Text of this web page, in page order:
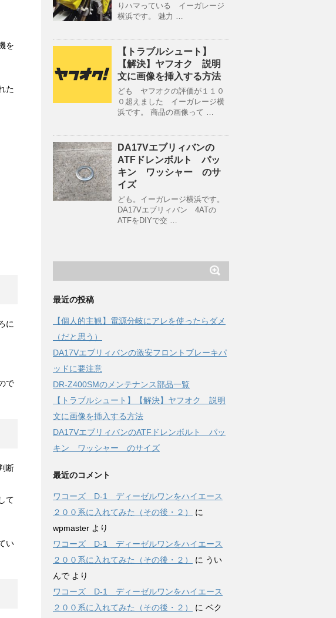
を
た
に
で
断
て
い
りハマっている イーガレージ
横浜です。 魅力 …
【トラブルシュート】
【解決】ヤフオク 説明
文に画像を挿入する方法
ども ヤフオクの評価が１１０
０超えました イーガレージ横
浜です。 商品の画像って …
DA17Vエブリィバンの
ATFドレンボルト パッ
キン ワッシャー のサ
イズ
ども。イーガレージ横浜です。
DA17Vエブリィバン 4ATの
ATFをDIYで交 …
最近の投稿
【個人的主観】電源分岐にアレを使ったらダメ
（だと思う）
DA17Vエブリィバンの激安フロントブレーキパ
ッドに要注意
DR-Z400SMのメンテナンス部品一覧
【トラブルシュート】【解決】ヤフオク 説明
文に画像を挿入する方法
DA17VエブリィバンのATFドレンボルト パッ
キン ワッシャー のサイズ
最近のコメント
ワコーズ D-1 ディーゼルワンをハイエース
２００系に入れてみた（その後・２）
に
wpmaster より
ワコーズ D-1 ディーゼルワンをハイエース
２００系に入れてみた（その後・２）
に うい
んで より
ワコーズ D-1 ディーゼルワンをハイエース
２００系に入れてみた（その後・２）
に ベク